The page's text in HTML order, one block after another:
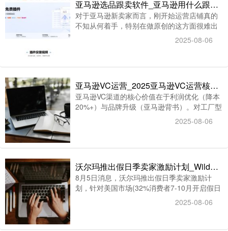
亚马逊选品跟卖软件_亚马逊用什么跟卖软件可以选到爆款产品
对于亚马逊新卖家而言，刚开始运营店铺真的
不知从何着手，特别在做原创的这方面很难出
单，所以大多数新卖家都选择做亚马逊跟卖，
此时亚马逊跟卖软件是非常关键的一个环节，
卖，因此亚马逊跟卖软件也是大家关心的话
跟卖软件—智赢选品插件
2025-08-06
亚马逊VC运营_2025亚马逊VC运营核心指南
亚马逊VC渠道的核心价值在于利润优化（降本
20%+）与品牌升级（亚马逊背书）。对工厂型
卖家，建议通过RC等服务商解决海外仓/合规
门槛；对成熟品牌，可借VC突破SC销量瓶颈。
据，以蕞大化渠道红利。
2025-08-06
沃尔玛推出假日季卖家激励计划_Wildberries推出“浆果币”返现计划
8月5日消息，沃尔玛推出假日季卖家激励计
划，针对美国市场(32%消费者7-10月开启假日
购物)推出五大政策:首次使用多渠道履约服务
(MCS)可享30%折扣至10月1日;新增越南两大
Wildberries于2025年8月正式推出“浆果币”返现
2025-08-06